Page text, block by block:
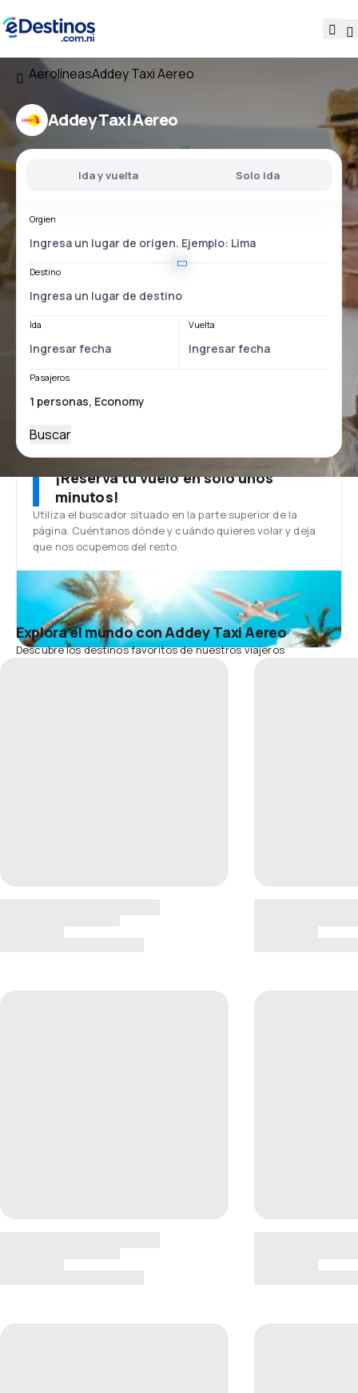
AerolíneasAddey Taxi Aereo
Addey Taxi Aereo
Ida y vuelta Solo ida
Orgien
Destino
Ida Vuelta
Pasajeros
Buscar
¡Reserva tu vuelo en solo unos
minutos!
Utiliza el buscador situado en la parte superior de la
página. Cuéntanos dónde y cuándo quieres volar y deja
que nos ocupemos del resto.
Explora el mundo con Addey Taxi Aereo
Descubre los destinos favoritos de nuestros viajeros